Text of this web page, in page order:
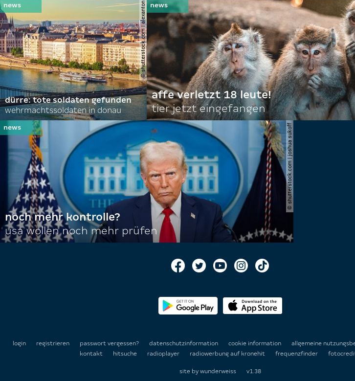
© shutterstock.com | alexanton
dürre: tote soldaten gefunden
wehrmachtssoldaten in donau
affe verletzt 18 leute!
tier jetzt eingefangen
© shutterstock.com | joshua sukoff
noch mehr kontrolle?
usa wollen noch mehr prüfen
login registrieren passwort vergessen? datenschutzinformation cookie information allgemeine
kontakt
hitsuche radioplayer radiowerbung auf kronehit frequenzfinder
site by wunderweiss v1.38